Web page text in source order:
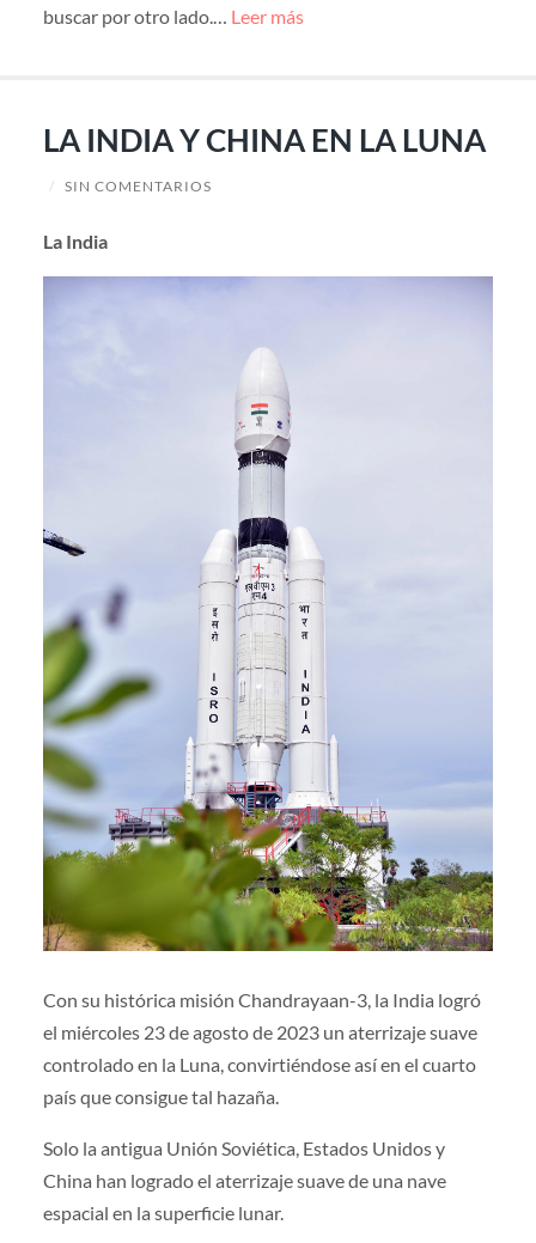
buscar por otro lado.… Leer más
LA INDIA Y CHINA EN LA LUNA
/ SIN COMENTARIOS
La India
Con su histórica misión Chandrayaan-3, la India logró
el miércoles 23 de agosto de 2023 un aterrizaje suave
controlado en la Luna, convirtiéndose así en el cuarto
país que consigue tal hazaña.
Solo la antigua Unión Soviética, Estados Unidos y
China han logrado el aterrizaje suave de una nave
espacial en la superficie lunar.